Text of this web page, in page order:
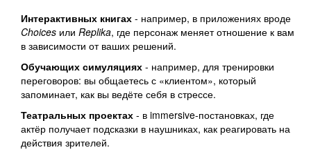
Интерактивных книгах - например, в приложениях вроде
Choices или Replika, где персонаж меняет отношение к вам
в зависимости от ваших решений.
Обучающих симуляциях - например, для тренировки
переговоров: вы общаетесь с «клиентом», который
запоминает, как вы ведёте себя в стрессе.
Театральных проектах - в immersive-постановках, где
актёр получает подсказки в наушниках, как реагировать на
действия зрителей.